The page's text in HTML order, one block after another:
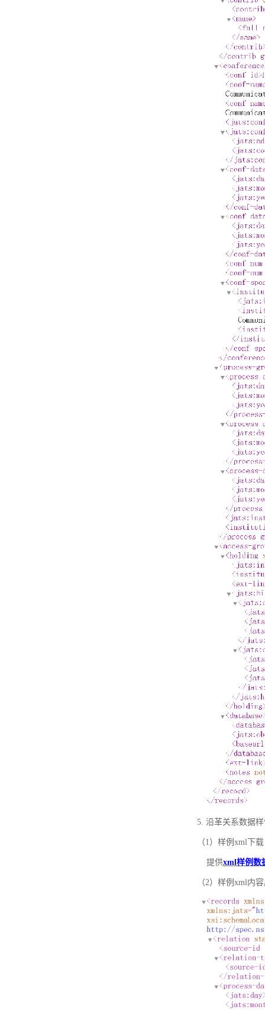
5. 沿革关系数据
（1）样例xml下载
提供xml样例数
（2）样例xml内